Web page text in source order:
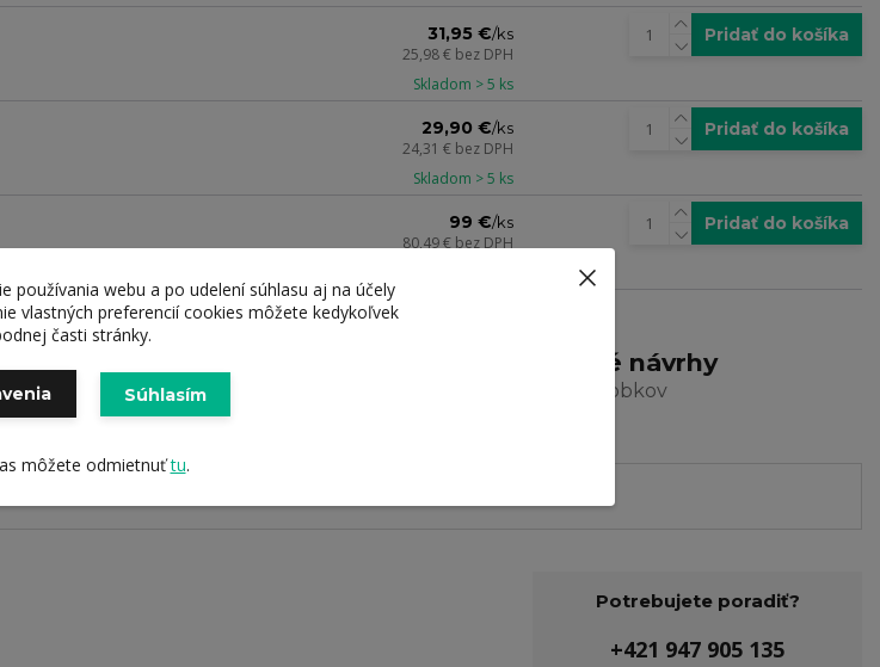
31,95 €/ks
25,98 € bez DPH
Skladom > 5 ks
Pridať do košíka
29,90 €/ks
24,31 € bez DPH
Skladom > 5 ks
Pridať do košíka
99 €/ks
80,49 € bez DPH
Pridať do košíka
od 69 eur
Ocenené návrhy
a dizajn výrobkov
Potrebujete poradiť?
+421 947 905 135
používania webu a po udelení súhlasu aj na účely
vlastných preferencií cookies môžete kedykoľvek
časti stránky.
Súhlasím
môžete odmietnuťtu.